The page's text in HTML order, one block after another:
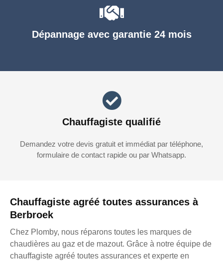
Chauffagiste agréé toutes assurances à
Berbroek
Chez Plomby, nous réparons toutes les marques de
chaudières au gaz et de mazout. Grâce à notre équipe de
chauffagiste agréé toutes assurances et experte en
Dépannage avec garantie 24 mois
Chauffagiste qualifié
Demandez votre devis gratuit et immédiat par téléphone,
formulaire de contact rapide ou par Whatsapp.